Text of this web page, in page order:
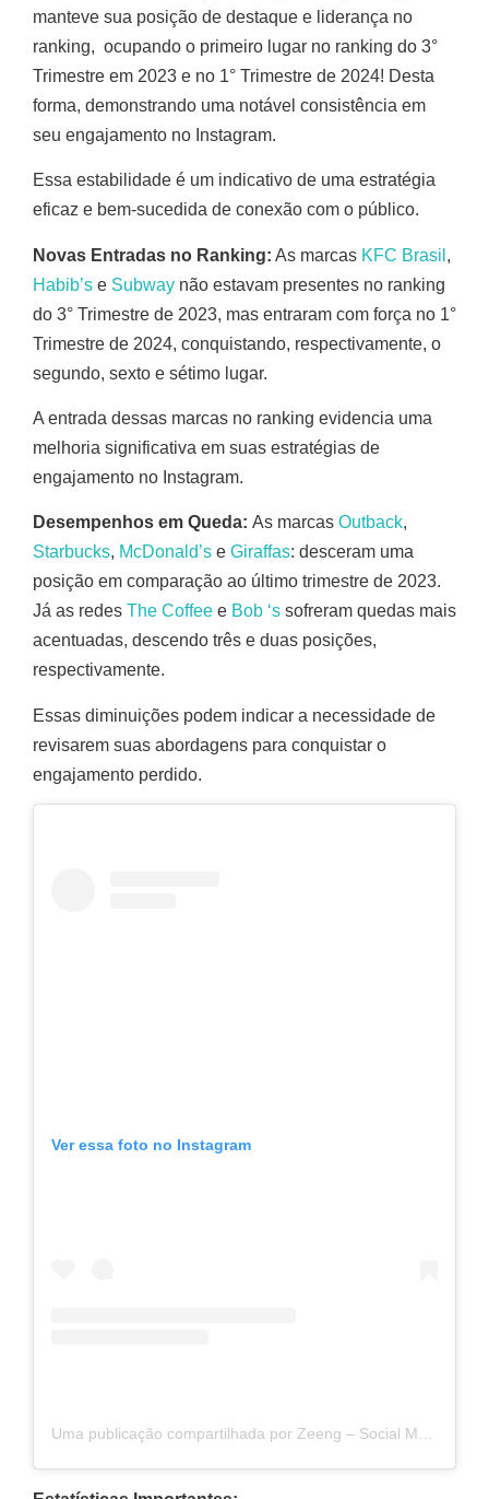
manteve sua posição de destaque e liderança no
ranking, ocupando o primeiro lugar no ranking do 3°
Trimestre em 2023 e no 1° Trimestre de 2024! Desta
forma, demonstrando uma notável consistência em
seu engajamento no Instagram.
Essa estabilidade é um indicativo de uma estratégia
eficaz e bem-sucedida de conexão com o público.
Novas Entradas no Ranking: As marcas KFC Brasil ,
Habib’s e Subway não estavam presentes no ranking
do 3° Trimestre de 2023, mas entraram com força no 1°
Trimestre de 2024, conquistando, respectivamente, o
segundo, sexto e sétimo lugar.
A entrada dessas marcas no ranking evidencia uma
melhoria significativa em suas estratégias de
engajamento no Instagram.
Desempenhos em Queda: As marcas Outback,
Starbucks, McDonald’s e Giraffas: desceram uma
posição em comparação ao último trimestre de 2023.
Já as redes The Coffee e Bob ‘s sofreram quedas mais
acentuadas, descendo três e duas posições,
respectivamente.
Essas diminuições podem indicar a necessidade de
revisarem suas abordagens para conquistar o
engajamento perdido.
Ver essa foto no Instagram
Uma publicação compartilhada por Zeeng – Social Media Benchmark (@zeengbr)